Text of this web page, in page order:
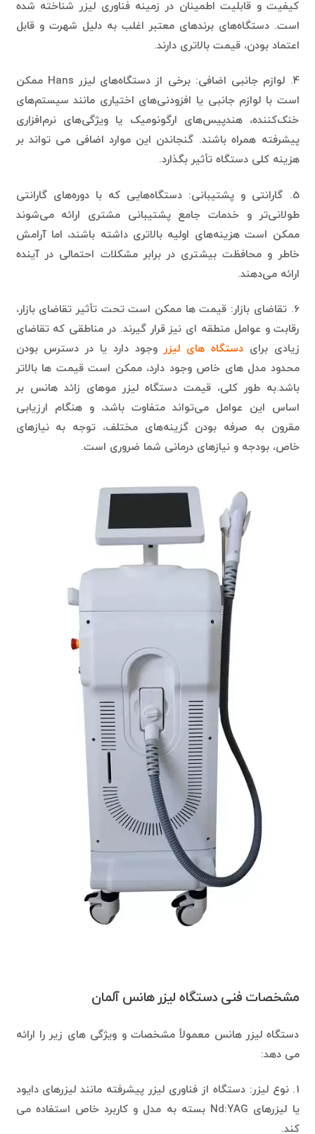
کیفیت و قابلیت اطمینان در زمینه فناوری لیزر شناخته شده
است. دستگاه‌های برندهای معتبر اغلب به دلیل شهرت و قابل
اعتماد بودن، قیمت بالاتری دارند.
4. لوازم جانبی اضافی: برخی از دستگاه‌های لیزر Hans ممکن
است با لوازم جانبی یا افزودنی‌های اختیاری مانند سیستم‌های
خنک‌کننده، هندپیس‌های ارگونومیک یا ویژگی‌های نرم‌افزاری
پیشرفته همراه باشند. گنجاندن این موارد اضافی می تواند بر
هزینه کلی دستگاه تأثیر بگذارد.
5. گارانتی و پشتیبانی: دستگاه‌هایی که با دوره‌های گارانتی
طولانی‌تر و خدمات جامع پشتیبانی مشتری ارائه می‌شوند
ممکن است هزینه‌های اولیه بالاتری داشته باشند، اما آرامش
خاطر و محافظت بیشتری در برابر مشکلات احتمالی در آینده
ارائه می‌دهند.
6. تقاضای بازار: قیمت ها ممکن است تحت تأثیر تقاضای بازار،
رقابت و عوامل منطقه ای نیز قرار گیرند. در مناطقی که تقاضای
زیادی برایدستگاه های لیزر وجود دارد یا در دسترس بودن
محدود مدل های خاص وجود دارد، ممکن است قیمت ها بالاتر
باشد.به طور کلی، قیمت دستگاه لیزر موهای زائد هانس بر
اساس این عوامل می‌تواند متفاوت باشد، و هنگام ارزیابی
مقرون به صرفه بودن گزینه‌های مختلف، توجه به نیازهای
خاص، بودجه و نیازهای درمانی شما ضروری است.
مشخصات فنی دستگاه لیزر هانس آلمان
دستگاه لیزر هانس معمولاً مشخصات و ویژگی های زیر را ارائه
می دهد:
1. نوع لیزر: دستگاه از فناوری لیزر پیشرفته مانند لیزرهای دایود
یا لیزرهای Nd:YAG بسته به مدل و کاربرد خاص استفاده می
کند.